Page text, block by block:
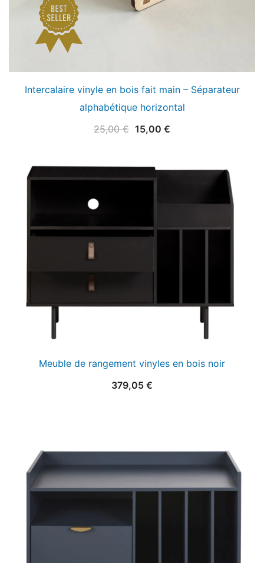
Intercalaire vinyle en bois fait main – Séparateur
alphabétique horizontal
25,00€ Le
était :
15,00 €
est :
Meuble de rangement vinyles en bois noir
379,05 €